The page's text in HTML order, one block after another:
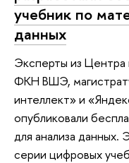
учебник по
данных
Эксперты из Центра
ФКН ВШЭ,
интеллект» и
опубликовали
для анализа
серии цифровых